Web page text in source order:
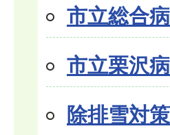
市立総合
市立栗沢
除排雪対